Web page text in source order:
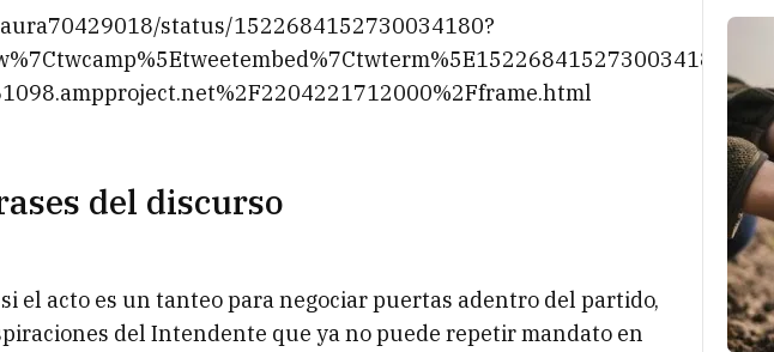
status/1522684152730034180?
del discurso
el acto es un tanteo para negociar puertas adentro del partido,
del Intendente que ya no puede repetir mandato en